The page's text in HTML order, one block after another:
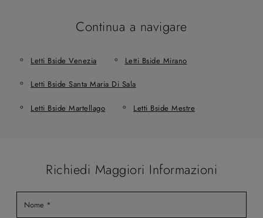
Continua a navigare
Letti Bside Venezia Letti Bside Mirano
Letti Bside Santa Maria Di Sala
Letti Bside Martellago Letti Bside Mestre
Richiedi Maggiori Informazioni